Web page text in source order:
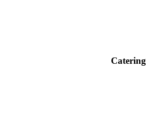
Catering